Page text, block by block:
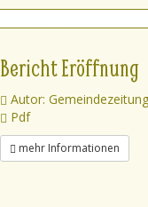
Bericht Eröffnung
Autor: Gemeindezeitung
Pdf
mehr Informationen